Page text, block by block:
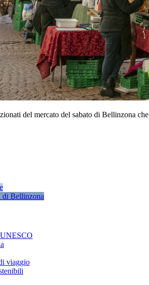
del mercato del sabato di Bellinzona che
di Bellinzona
viaggio